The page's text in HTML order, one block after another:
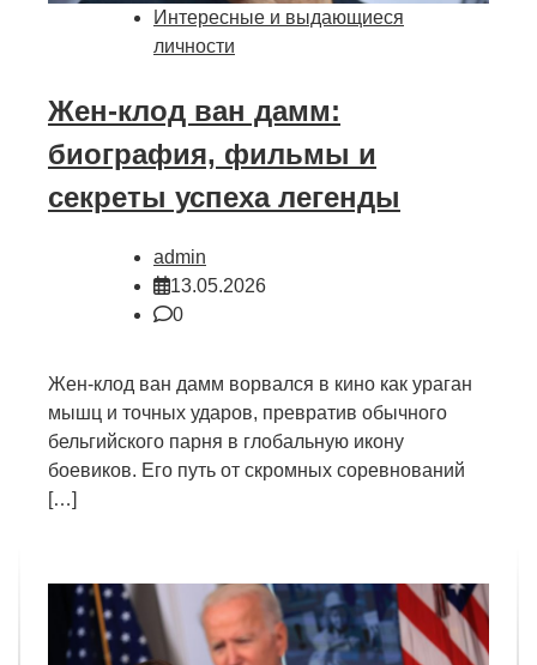
Интересные и выдающиеся
личности
Жен-клод ван дамм:
биография, фильмы и
секреты успеха легенды
admin
13.05.2026
0
Жен-клод ван дамм ворвался в кино как ураган
мышц и точных ударов, превратив обычного
бельгийского парня в глобальную икону
боевиков. Его путь от скромных соревнований
[…]